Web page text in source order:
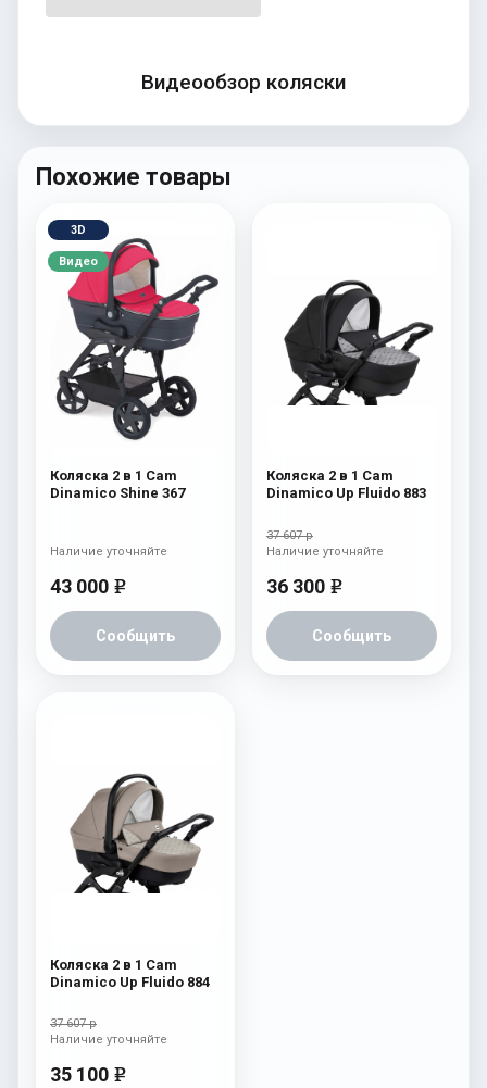
Видеообзор коляски
Похожие товары
3D
Видео
Коляска 2 в 1 Cam
Dinamico Shine 367
43 000 e
Сообщить
Наличие уточняйте
Коляска 2 в 1 Cam
Dinamico Up Fluido 883
37 607 р
36 300 e
Сообщить
Наличие уточняйте
Коляска 2 в 1 Cam
Dinamico Up Fluido 884
37 607 р
35 100 e
Наличие уточняйте